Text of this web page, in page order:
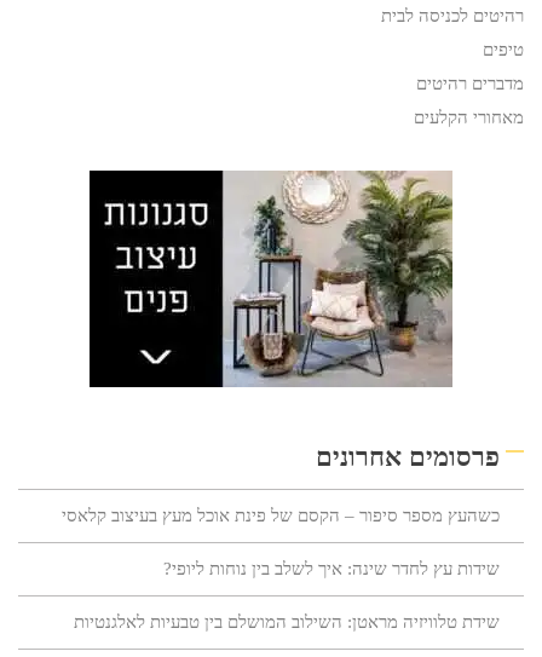
רהיטים לכניסה לבית
טיפים
מדברים רהיטים
מאחורי הקלעים
פרסומים אחרונים
כשהעץ מספר סיפור – הקסם של פינת אוכל מעץ בעיצוב קלאסי
שידות עץ לחדר שינה: איך לשלב בין נוחות ליופי?
שידת טלוויזיה מראטן: השילוב המושלם בין טבעיות לאלגנטיות